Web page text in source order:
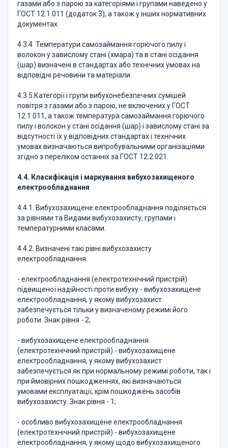
газами або з парою за категоріями і групами наведено у
ГОСТ 12.1.011 (додаток 3), а також у інших нормативних
документах.
4.3.4. Температури самозаймання горючого пилу і
волокон у завислому стані (хмара) та в стані осідання
(шар) визначені в стандартах або технічних умовах на
відповідні речовини та матеріали.
4.3.5.Категорії і групи вибухонебезпечних сумішей
повітря з газами або з парою, не включених у ГОСТ
12.1.011, а також температура самозаймання горючого
пилу і волокон у стані осідання (шар) і завислому стані за
відсутності їх у відповідних стандартах і технічних
умовах визначаються випробувальними організаціями
згідно з переліком останніх за ГОСТ 12.2.021.
4.4. Класифікація і маркування вибухозахищеного
електрообладнання
4.4.1. Вибухозахищене електрообладнання поділяється
за рівнями та Видами вибухозахисту, групами і
температурними класами.
4.4.2. Визначені такі рівні вибухозахисту
електрообладнання:
- електрообладнання (електротехнічний пристрій)
підвищеної надійності проти вибуху - вибухозахищене
електрообладнання, у якому вибухозахист
забезпечується тільки у визначеному режимі його
роботи. Знак рівня - 2;
- вибухозахищене електрообладнання
(електротехнічний пристрій) - вибухозахищене
електрообладнання, у якому вибухозахист
забезпечується як при нормальному режимі роботи, так і
при ймовірних пошкодженнях, які визначаються
умовами експлуатації, крім пошкоджень засобів
вибухозахисту. Знак рівня - 1;
- особливо вибухозахищене електрообладнання
(електротехнічний пристрій) - вибухозахищене
електрообладнання, у якому щодо вибухозахищеного